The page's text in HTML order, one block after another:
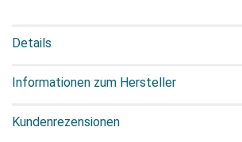
Details
Informationen zum Hersteller
Kundenrezensionen